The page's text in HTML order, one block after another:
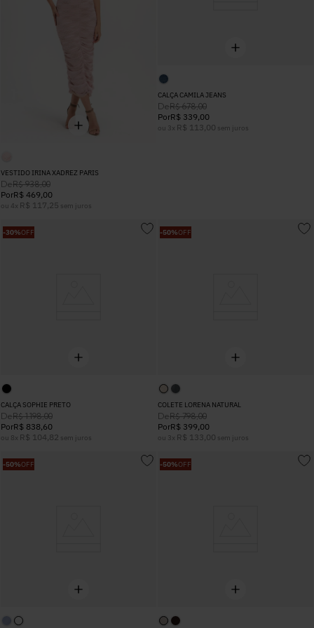
VESTIDO IRINA XADREZ PARIS
DeR$ 938,00
PorR$ 469,00
ou 4 x R$ 117,25 sem juros
CALÇA CAMILA JEANS
DeR$ 678,00
PorR$ 339,00
ou 3 x R$ 113,00 sem juros
-30%OFF
CALÇA SOPHIE PRETO
DeR$ 1.198,00
PorR$ 838,60
ou 8 x R$ 104,82 sem juros
-50%OFF
COLETE LORENA NATURAL
DeR$ 798,00
PorR$ 399,00
ou 3 x R$ 133,00 sem juros
-50%OFF -50%OFF